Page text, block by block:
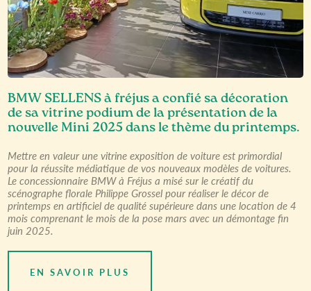
BMW SELLENS à fréjus a confié sa décoration
de sa vitrine podium de la présentation de la
nouvelle Mini 2025 dans le thème du printemps.
Mettre en valeur une vitrine exposition de voiture est primordial
pour la réussite médiatique de vos nouveaux modèles de voitures.
Le concessionnaire BMW à Fréjus a misé sur le créatif du
scénographe florale Philippe Grossel pour réaliser le décor de
printemps en artificiel de qualité supérieure dans une location de 4
mois comprenant le mois de la pose mars avec un démontage fin
juin 2025.
EN SAVOIR PLUS